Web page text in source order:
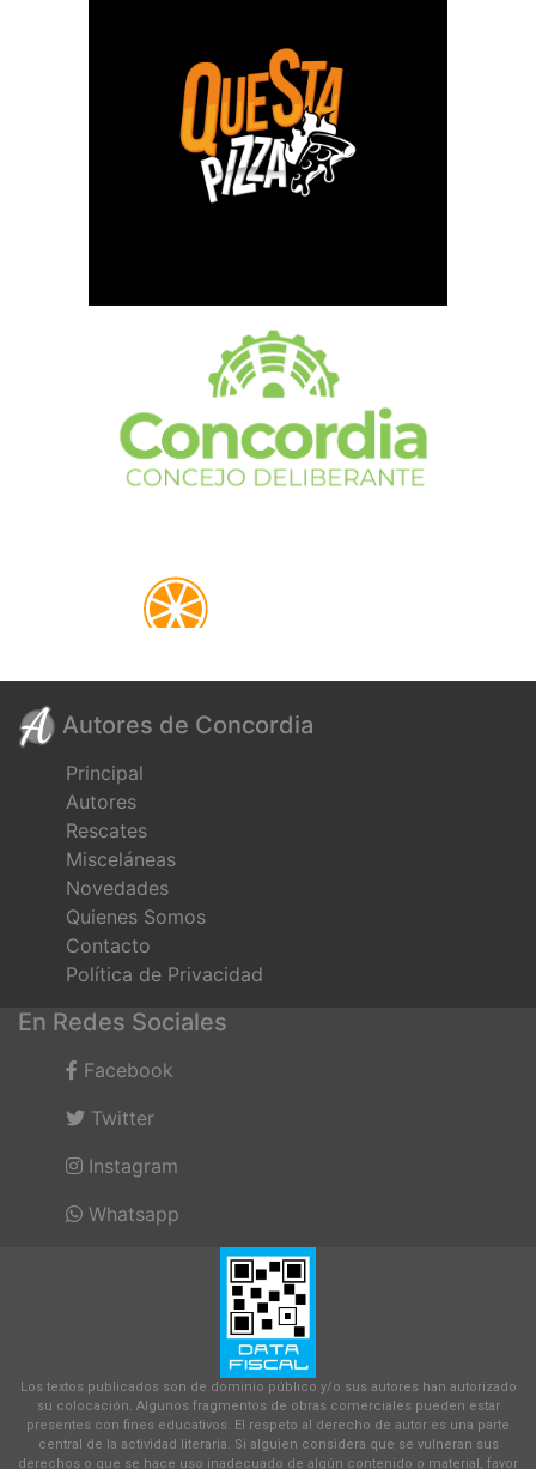
Autores de Concordia
Principal
Autores
Rescates
Misceláneas
Novedades
Quienes Somos
Contacto
Política de Privacidad
En Redes Sociales
Facebook
Twitter
Instagram
Whatsapp
Los textos publicados son de dominio público y/o sus autores han autorizado
su colocación. Algunos fragmentos de obras comerciales pueden estar
presentes con fines educativos. El respeto al derecho de autor es una parte
central de la actividad literaria. Si alguien considera que se vulneran sus
derechos o que se hace uso inadecuado de algún contenido o material, favor